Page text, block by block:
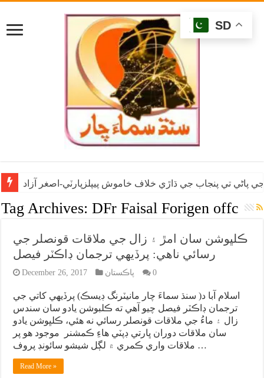
پاڻي تي پنجاب جي ڌاڙي خلاف خاموش پيپلزپارٽي-اصغر آزاد
Tag Archives:DFr Faisal Forigen offc
ڪلڀوشن سان امڙ ۽ زال جي ملاقات قونصلر جي
رسائي ناهي: پرڏيهي ترجمان ڊاڪٽر فيصل
December 26, 2017 پاڪستان 0
اسلام آبا د( سنڌ سماءَ چار مانيٽرنگ ڊيسڪ) پرڏيهي کاتي جي
ترجمان ڊاڪٽر فيصل چيو آهي ته ڪلبوشن يادو سان سندس
زال ۽ ماءُ جي ملاقات قونصلر رسائي نه هئي، ڪلڀوشن يادو
سان ملاقات دوران ڀارتي ڊپٽي هاءِ ڪمشنر موجود هو پر
ملاقات واري ڪمري ۾ لڳل شيشو سائونڊ پروف …
Read More »
SD